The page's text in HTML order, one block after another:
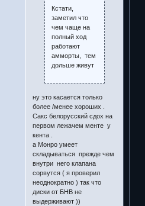
Кстати,
заметил что
чем чаще на
полный ход
работают
амморты, тем
дольше живут
ну это касается только
более /менее хороших .
Сакс белорусский сдох на
первом лежачем менте у
кента .
а Монро умеет
складываться прежде чем
внутри него клапана
сорвутся ( я проверил
неоднократно ) так что
диски от БНВ не
выдерживают ))